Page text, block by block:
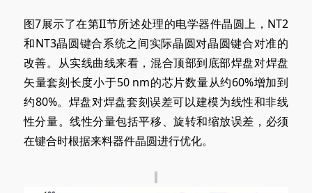
图7展示了在第II节所述处理的电学器件晶圆上，NT2
和NT3晶圆键合系统之间实际晶圆对晶圆键合对准的
改善。从实线曲线来看，混合顶部到底部焊盘对焊盘
矢量套刻长度小于50 nm的芯片数量从约60%增加到
约80%。焊盘对焊盘套刻误差可以建模为线性和非线
性分量。线性分量包括平移、旋转和缩放误差，必须
在键合时根据来料器件晶圆进行优化。